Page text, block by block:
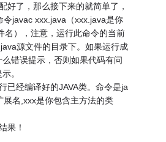
好了，那么接下来的就简单了，
令javac xxx.java（xxx.java是你
名），注意，运行此命令的当前
源文件的目录下。如果运行成
错误提示，否则如果代码有问
。
已经编译好的JAVA类。命令是ja
展名,xxx是你包含主方法的类
果！